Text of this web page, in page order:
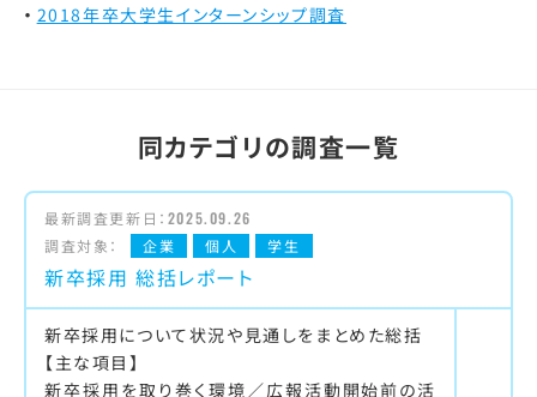
2018年卒大学生インターンシップ調査
同カテゴリの調査一覧
最新調査更新日： 2025.09.26
調査対象：
企業 個人 学生
新卒採用 総括レポート
新卒採用について状況や見通しをまとめた総括
【主な項目】
新卒採用を取り巻く環境／広報活動開始前の活